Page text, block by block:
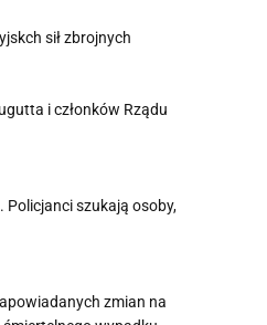
sił zbrojnych
i członków Rządu
Policjanci szukają osoby,
zmian na